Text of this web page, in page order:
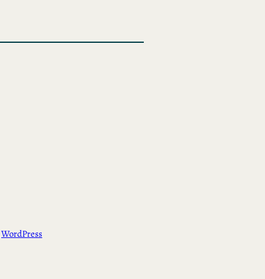
WordPress